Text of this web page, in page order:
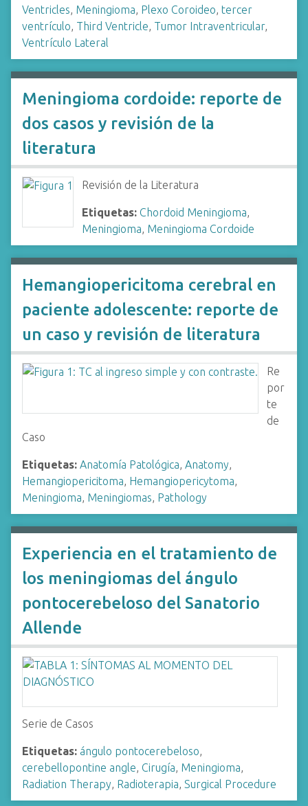
Ventricles, Meningioma, Plexo Coroideo, tercer
ventrículo, Third Ventricle, Tumor Intraventricular,
Ventrículo Lateral
Meningioma cordoide: reporte de
dos casos y revisión de la
literatura
Revisión de la Literatura
Etiquetas: Chordoid Meningioma,
Meningioma, Meningioma Cordoide
Hemangiopericitoma cerebral en
paciente adolescente: reporte de
un caso y revisión de literatura
Re
por
te
de
Caso
Etiquetas: Anatomía Patológica, Anatomy,
Hemangiopericitoma, Hemangiopericytoma,
Meningioma, Meningiomas, Pathology
Experiencia en el tratamiento de
los meningiomas del ángulo
pontocerebeloso del Sanatorio
Allende
Serie de Casos
Etiquetas: ángulo pontocerebeloso,
cerebellopontine angle, Cirugía, Meningioma,
Radiation Therapy, Radioterapia, Surgical Procedure